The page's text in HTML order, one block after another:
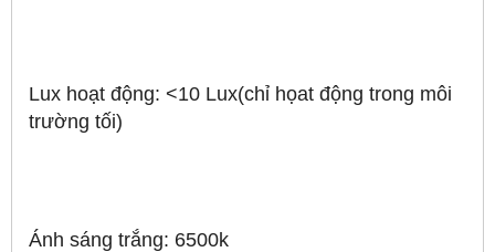
Lux hoạt động: <10 Lux(chỉ họat động trong môi
trường tối)
Ánh sáng trắng: 6500k